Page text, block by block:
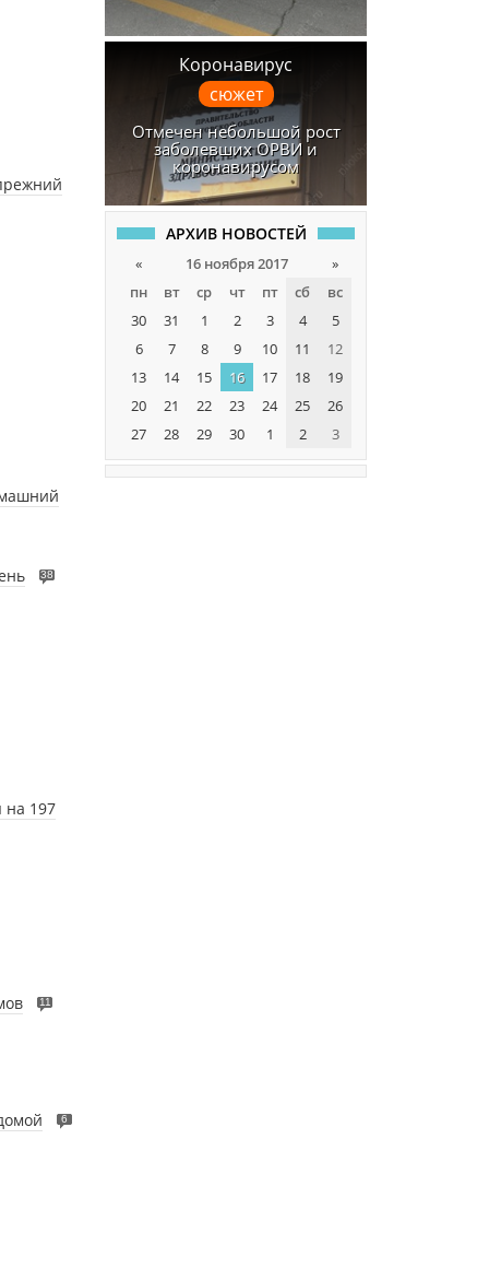
38
на 197
11
6
Коронавирус
сюжет
Отмечен небольшой рост
заболевших ОРВИ и
коронавирусом
АРХИВ НОВОСТЕЙ
« 16 ноября 2017
»
пн
вт ср чт пт сб
вс
30
31 1 2 3 4
5
6
7 8 9 10 11
12
13
14 15 16 17 18
19
20
21 22 23 24 25
26
27
28 29 30 1 2 3